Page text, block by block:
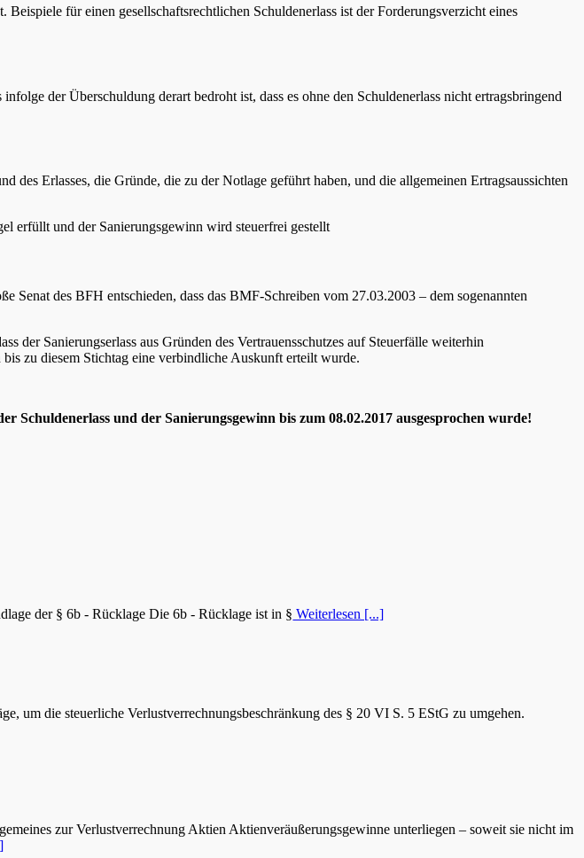
Beispiele für einen gesellschaftsrechtlichen Schuldenerlass ist der Forderungsverzicht eines
der Überschuldung derart bedroht ist, dass es ohne den Schuldenerlass nicht ertragsbringend
Erlasses, die Gründe, die zu der Notlage geführt haben, und die allgemeinen Ertragsaussichten
erfüllt und der Sanierungsgewinn wird steuerfrei gestellt
des BFH entschieden, dass das BMF-Schreiben vom 27.03.2003 – dem sogenannten
Sanierungserlass aus Gründen des Vertrauensschutzes auf Steuerfälle weiterhin
zu diesem Stichtag eine verbindliche Auskunft erteilt wurde.
Schuldenerlass und der Sanierungsgewinn bis zum 08.02.2017 ausgesprochen wurde!
der § 6b - Rücklage Die 6b - Rücklage ist in § Weiterlesen [...]
um die steuerliche Verlustverrechnungsbeschränkung des § 20 VI S. 5 EStG zu umgehen.
zur Verlustverrechnung Aktien Aktienveräußerungsgewinne unterliegen – soweit sie nicht im